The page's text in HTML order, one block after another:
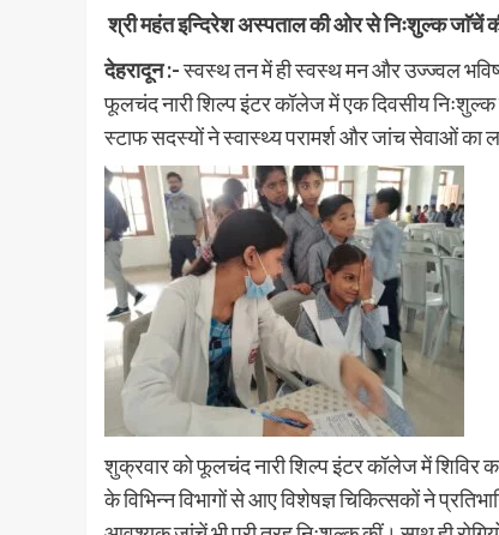
श्री महंत इन्दिरेश अस्पताल की ओर से निःशुल्क जाॅचें
देहरादून :-स्वस्थ तन में ही स्वस्थ मन और उज्ज्वल
फूलचंद नारी शिल्प इंटर कॉलेज में एक दिवसीय
स्टाफ सदस्यों ने स्वास्थ्य परामर्श और जांच सेवाओं का
शुक्रवार को फूलचंद नारी शिल्प इंटर कॉलेज में शिविर
के विभिन्न विभागों से आए विशेषज्ञ चिकित्सकों ने